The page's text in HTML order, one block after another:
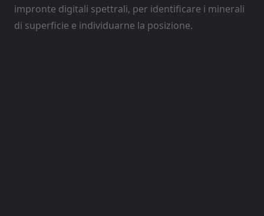
impronte digitali spettrali, per identificare i minerali
di superficie e individuarne la posizione.